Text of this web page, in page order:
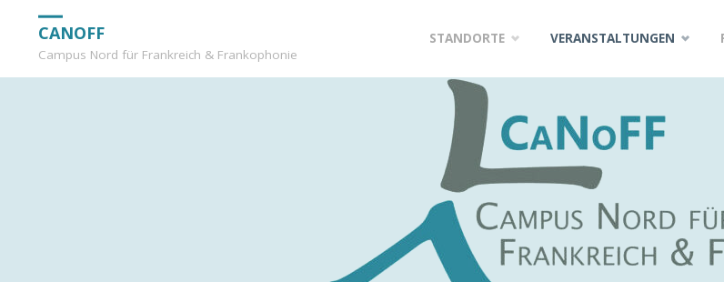
CANOFF
Campus Nord für Frankreich & Frankophonie
springen
STANDORTE VERANSTALTUNGEN